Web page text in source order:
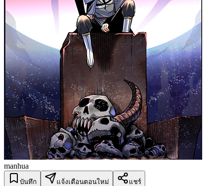
manhua
บันทึก แจ้งเตือนตอนใหม่ แชร์